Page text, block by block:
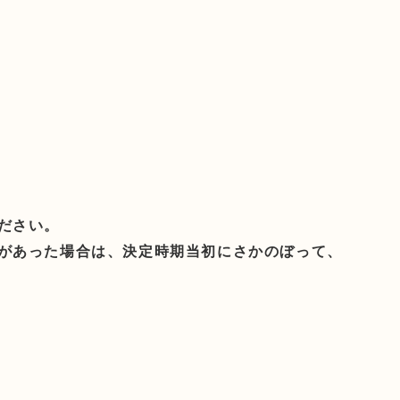
さい。
った場合は、決定時期当初にさかのぼって、